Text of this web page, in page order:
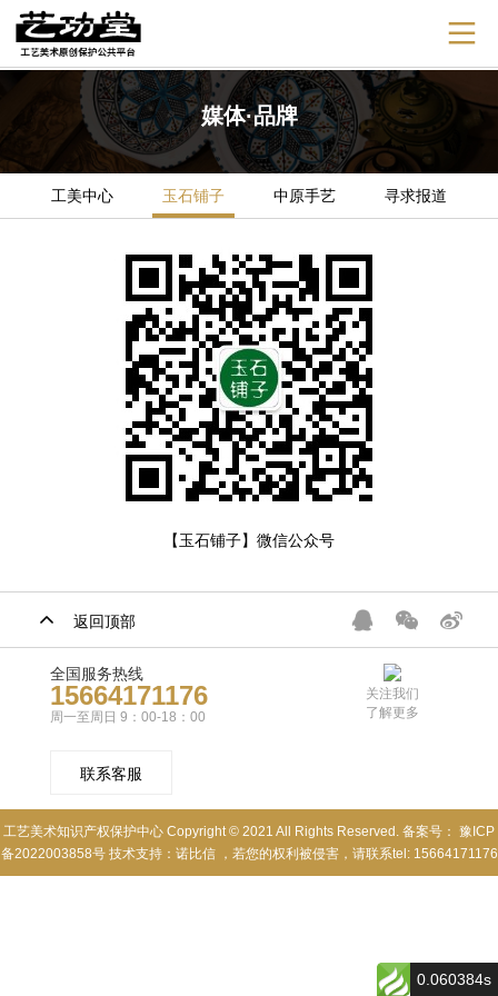
媒体·品牌
工美中心 玉石铺子 中原手艺 寻求报道
【玉石铺子】微信公众号
返回顶部
全国服务热线
15664171176
周一至周日 9：00-18：00
联系客服
关注我们
了解更多
工艺美术知识产权保护中心 Copyright © 2021 All Rights Reserved. 备案号： 豫ICP
备2022003858号技术支持： 诺比信，若您的权利被侵害，请联系tel: 15664171176
0.060384s